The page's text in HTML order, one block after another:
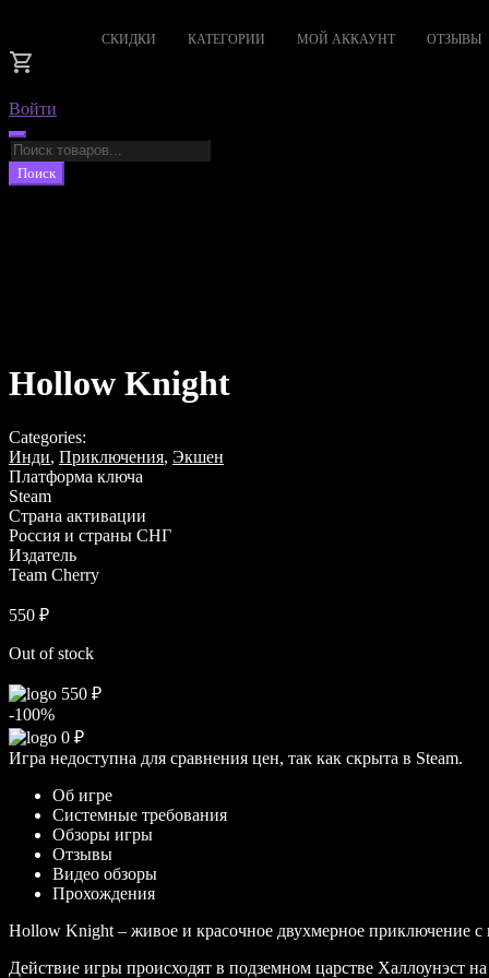
СКИДКИ КАТЕГОРИИ МОЙ АККАУНТ ОТЗЫВЫ
Войти
Поиск
товаров
Поиск
Hollow Knight
Categories:
Инди, Приключения, Экшен
Платформа ключа
Steam
Страна активации
Россия и страны СНГ
Издатель
Team Cherry
550 ₽
Out of stock
550 ₽
-100%
0 ₽
Игра недоступна для сравнения цен, так как скрыта в Steam.
Об игре
Системные требования
Обзоры игры
Отзывы
Видео обзоры
Прохождения
Hollow Knight – живое и красочное двухмерное приключение с
Действие игры происходят в подземном царстве Халлоунэст